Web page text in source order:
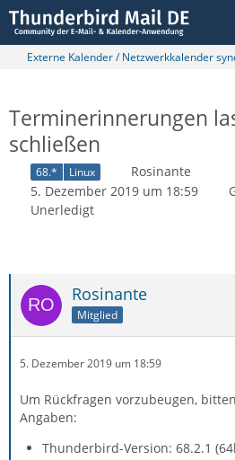
Externe Kalender / Netzwerkkalender
Terminerinnerungen
schließen
68.* Linux
Rosinante
5. Dezember 2019 um 18:59
Unerledigt
Rosinante
Mitglied
5. Dezember 2019 um 18:59
Um Rückfragen vorzubeugen,
Angaben:
Thunderbird-Version: 68.2.1